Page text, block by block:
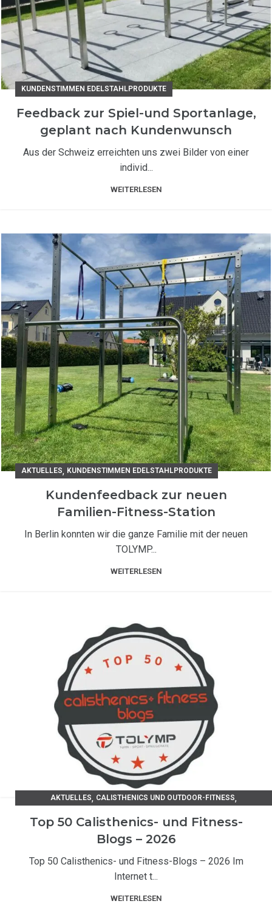
KUNDENSTIMMEN EDELSTAHLPRODUKTE
Feedback zur Spiel-und Sportanlage,
geplant nach Kundenwunsch
Aus der Schweiz erreichten uns zwei Bilder von einer
individ...
WEITERLESEN
AKTUELLES, KUNDENSTIMMEN EDELSTAHLPRODUKTE
Kundenfeedback zur neuen
Familien-Fitness-Station
In Berlin konnten wir die ganze Familie mit der neuen
TOLYMP...
WEITERLESEN
AKTUELLES, CALISTHENICS UND OUTDOOR-FITNESS,
Top 50 Calisthenics- und Fitness-
Blogs – 2026
Top 50 Calisthenics- und Fitness-Blogs – 2026 Im
Internet t...
WEITERLESEN